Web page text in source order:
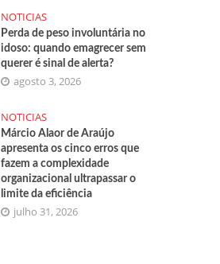
NOTICIAS
Perda de peso involuntária no
idoso: quando emagrecer sem
querer é sinal de alerta?
agosto 3, 2026
NOTICIAS
Márcio Alaor de Araújo
apresenta os cinco erros que
fazem a complexidade
organizacional ultrapassar o
limite da eficiência
julho 31, 2026